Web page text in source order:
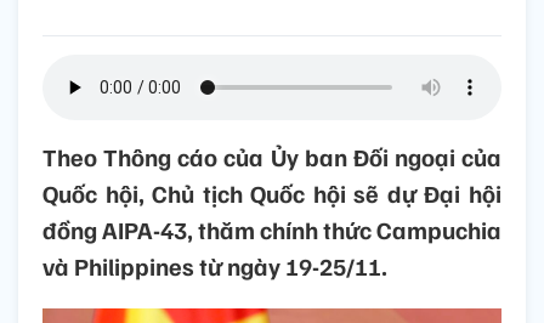
Theo Thông cáo của Ủy ban Đối ngoại của
Quốc hội, Chủ tịch Quốc hội sẽ dự Đại hội
đồng AIPA-43, thăm chính thức Campuchia
và Philippines từ ngày 19-25/11.